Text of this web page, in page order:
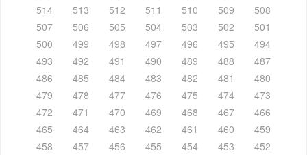
514
513 512 511 510 509
508
507
506 505 504 503 502
501
500
499 498 497 496 495
494
493
492 491 490 489 488
487
486
485 484 483 482 481
480
479
478 477 476 475 474
473
472
471 470 469 468 467
466
465
464 463 462 461 460
459
458
457 456 455 454 453
452